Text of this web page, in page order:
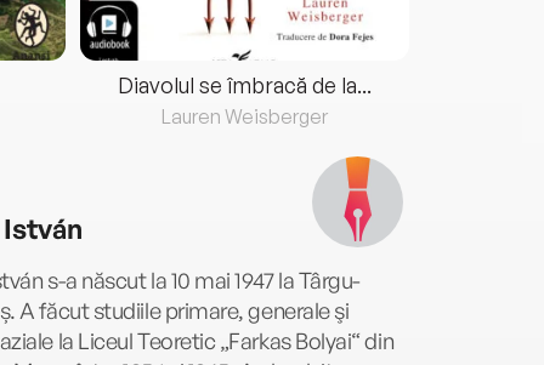
Diavolul se îmbracă de la...
Lauren Weisberger
s-a născut la 10 mai 1947 la Târgu-
A făcut studiile primare, generale şi
la Liceul Teoretic „Farkas Bolyai“ din